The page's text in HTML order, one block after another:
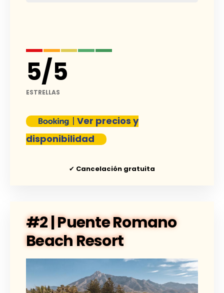
5/5
ESTRELLAS
| Ver precios y
disponibilidad
✔ Cancelación gratuita
#2 | Puente Romano
Beach Resort